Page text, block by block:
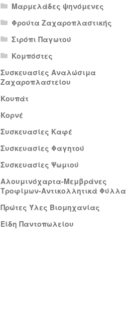
Μαρμελάδες ψηνόμενες
Φρούτα Ζαχαροπλαστικής
Σιρόπι Παγωτού
Κομπόστες
Συσκευασίες Αναλώσιμα
Ζαχαροπλαστείου
Κουπάτ
Κορνέ
Συσκευασίες Καφέ
Συσκευασίες Φαγητού
Συσκευασίες Ψωμιού
Αλουμινόχαρτα-Μεμβράνες
Τροφίμων-Αντικολλητικά Φύλλα
Πρώτες Ύλες Βιομηχανίας
Είδη Παντοπωλείου